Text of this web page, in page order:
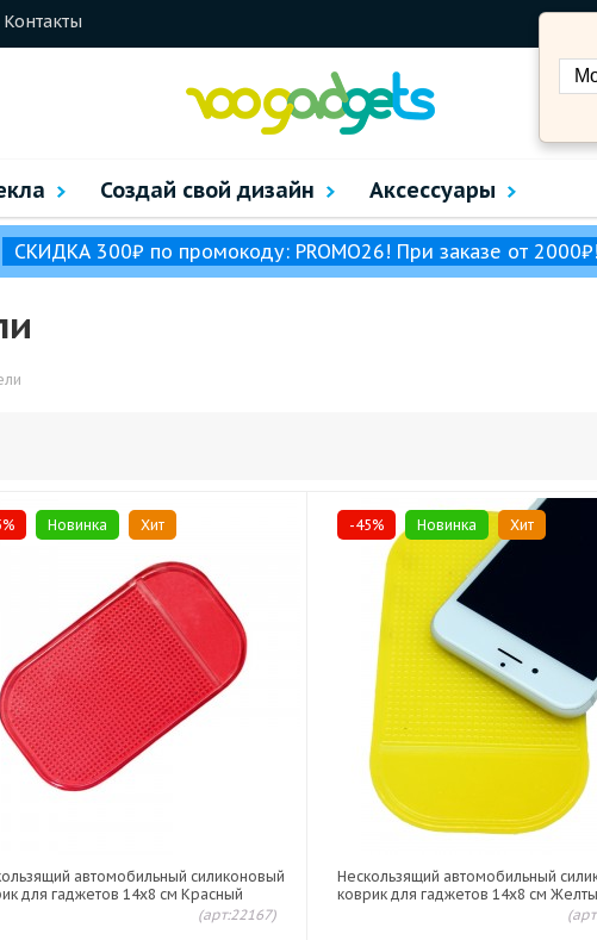
Контакты
Создай свой дизайн Аксессуары
СКИДКА 300₽ по промокоду: PROMO26! При заказе от 2000₽!
Новинка Хит
автомобильный силиконовый
для гаджетов 14х8 см Красный
(арт:22167)
-45% Новинка Хит
Нескользящий автомобильный
коврик для гаджетов 14х8 см